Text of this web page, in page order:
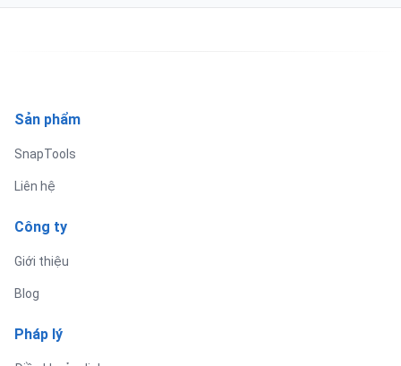
Sản phẩm
SnapTools
Liên hệ
Công ty
Giới thiệu
Blog
Pháp lý